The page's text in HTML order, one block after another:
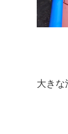
大きな